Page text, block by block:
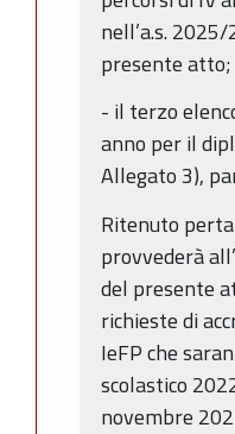
nell’a.s.
presente atto;
- il terzo
anno per il
Allegato 3),
Ritenuto
provvederà
del presente
richieste di
IeFP che
scolastico
novembre